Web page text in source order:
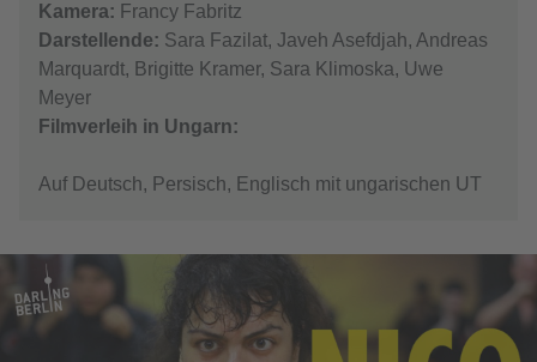
Kamera: Francy Fabritz
Darstellende: Sara Fazilat, Javeh Asefdjah, Andreas
Marquardt, Brigitte Kramer, Sara Klimoska, Uwe
Meyer
Filmverleih in Ungarn:
Auf Deutsch, Persisch, Englisch mit ungarischen UT